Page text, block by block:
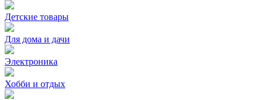
Детские товары
Для дома и дачи
Электроника
Хобби и отдых